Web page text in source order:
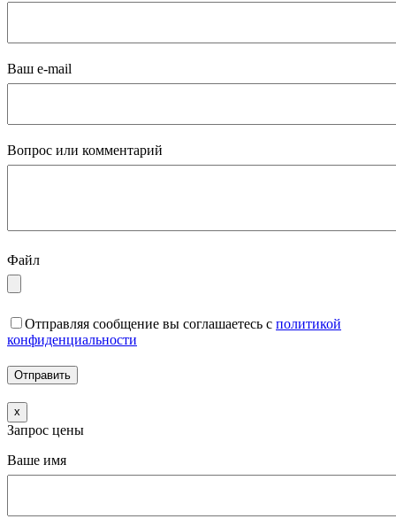
Ваш e-mail
Вопрос или комментарий
Файл
Отправляя сообщение вы соглашаетесь с политикой
конфиденциальности
x
Запрос цены
Ваше имя